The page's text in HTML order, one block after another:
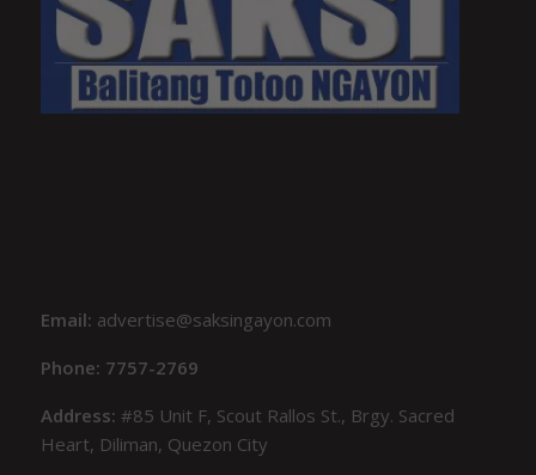
Email: advertise@saksingayon.com
Phone: 7757-2769
Address:#85 Unit F, Scout Rallos St., Brgy. Sacred
Heart, Diliman, Quezon City